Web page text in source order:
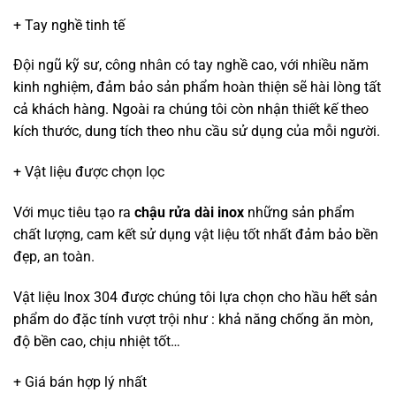
+ Tay nghề tinh tế
Đội ngũ kỹ sư, công nhân có tay nghề cao, với nhiều năm
kinh nghiệm, đảm bảo sản phẩm hoàn thiện sẽ hài lòng tất
cả khách hàng. Ngoài ra chúng tôi còn nhận thiết kế theo
kích thước, dung tích theo nhu cầu sử dụng của mỗi người.
+ Vật liệu được chọn lọc
Với mục tiêu tạo ra chậu rửa dài inox những sản phẩm
chất lượng, cam kết sử dụng vật liệu tốt nhất đảm bảo bền
đẹp, an toàn.
Vật liệu Inox 304 được chúng tôi lựa chọn cho hầu hết sản
phẩm do đặc tính vượt trội như : khả năng chống ăn mòn,
độ bền cao, chịu nhiệt tốt…
+ Giá bán hợp lý nhất